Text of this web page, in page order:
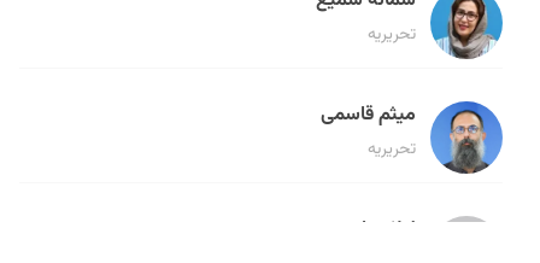
تحریریه
میثم قاسمی
تحریریه
لیلا حنارود